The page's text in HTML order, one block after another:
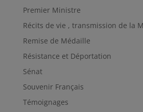
Premier Ministre
Récits de vie , transmission de la
Remise de Médaille
Résistance et Déportation
Sénat
Souvenir Français
Témoignages